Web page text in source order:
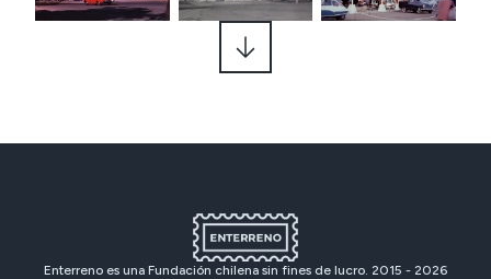
Enterreno es una Fundación chilena sin fines de lucro. 2015 - 2026